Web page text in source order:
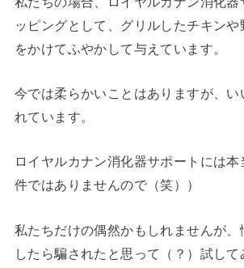
ッピングとして、グリルしたチキン
をかけてふやかして与えています。
今では柔らかいことはありますが、い
れています。
ロイヤルカナン消化器サポートには
件ではありませんので（笑））
私たちだけの偶然かもしれませんが、
したら騙されたと思って（？）試して